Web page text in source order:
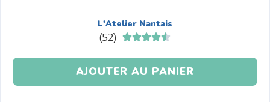
L'Atelier Nantais
(52) 
AJOUTER AU PANIER